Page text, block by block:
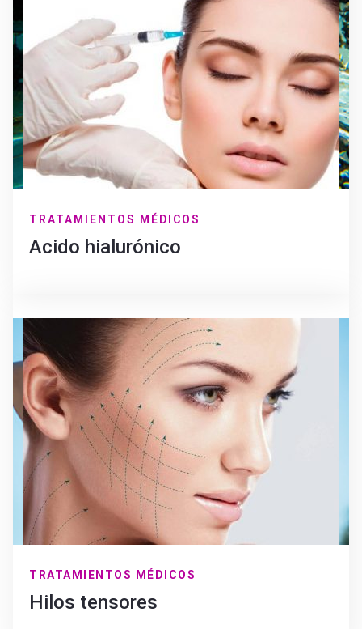
TRATAMIENTOS MÉDICOS
Acido hialurónico
TRATAMIENTOS MÉDICOS
Hilos tensores